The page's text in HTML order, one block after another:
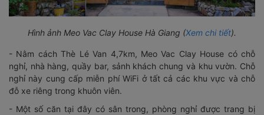
Hình ảnh Meo Vac Clay House Hà Giang (Xem chi tiết).
- Nằm cách Thè Lé Van 4,7km, Meo Vac Clay House có chỗ
nghỉ, nhà hàng, quầy bar, sảnh khách chung và khu vườn. Chỗ
nghỉ này cung cấp miễn phí WiFi ở tất cả các khu vực và chỗ
đỗ xe riêng trong khuôn viên.
- Một số căn tại đây có sân trong, phòng nghỉ được trang bị